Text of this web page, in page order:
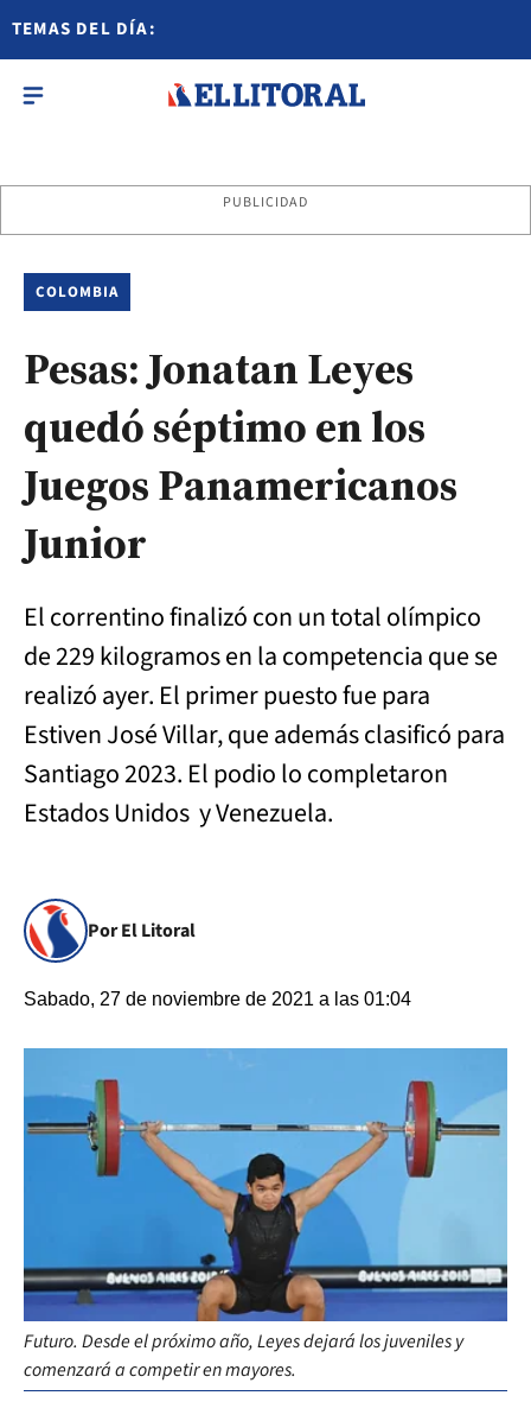
TEMAS DEL DÍA:
PUBLICIDAD
COLOMBIA
Pesas: Jonatan Leyes
quedó séptimo en los
Juegos Panamericanos
Junior
El correntino finalizó con un total olímpico
de 229 kilogramos en la competencia que se
realizó ayer. El primer puesto fue para
Estiven José Villar, que además clasificó para
Santiago 2023. El podio lo completaron
Estados Unidos y Venezuela.
Por El Litoral
Sabado, 27 de noviembre de 2021 a las 01:04
Futuro. Desde el próximo año, Leyes dejará los juveniles y
comenzará a competir en mayores.